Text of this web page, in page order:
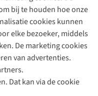
bij te houden hoe onze
cookies kunnen
elke bezoeker, middels
De marketing cookies
van advertenties.
Dat kan via de cookie